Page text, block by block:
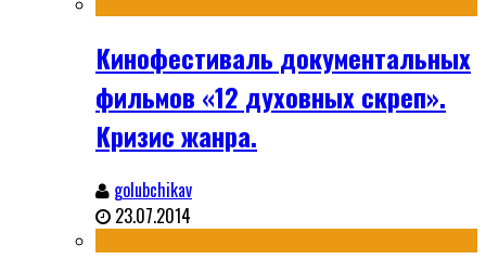
Кинофестиваль документальных
фильмов «12 духовных скреп».
Кризис жанра.
golubchikav
23.07.2014